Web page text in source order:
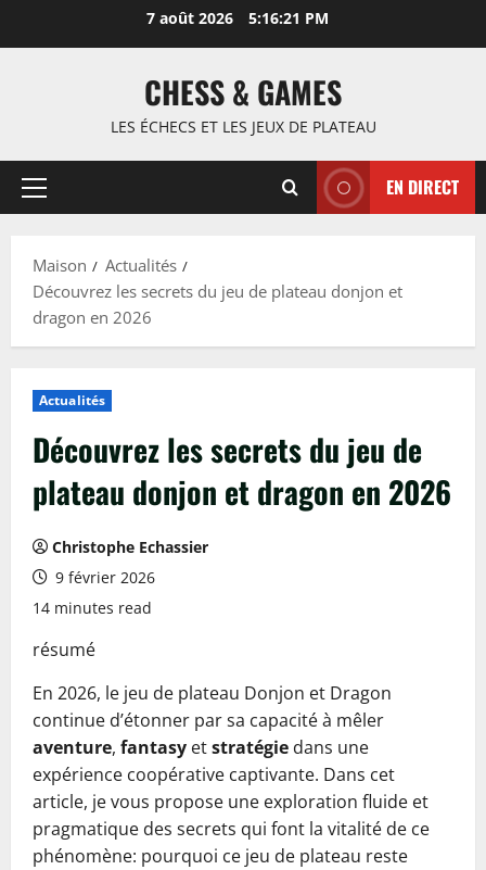
7 août 2026 5:16:22 PM
CHESS & GAMES
LES ÉCHECS ET LES JEUX DE PLATEAU
Menu
EN DIRECT
Maison
Actualités
Découvrez les secrets du jeu de plateau donjon et
dragon en 2026
Actualités
Découvrez les secrets du jeu de
plateau donjon et dragon en 2026
Christophe Echassier
9 février 2026
14 minutes read
résumé
En 2026, le jeu de plateau Donjon et Dragon
continue d’étonner par sa capacité à mêler
aventure, fantasy etstratégie dans une
expérience coopérative captivante. Dans cet
article, je vous propose une exploration fluide et
pragmatique des secrets qui font la vitalité de ce
phénomène: pourquoi ce jeu de plateau reste